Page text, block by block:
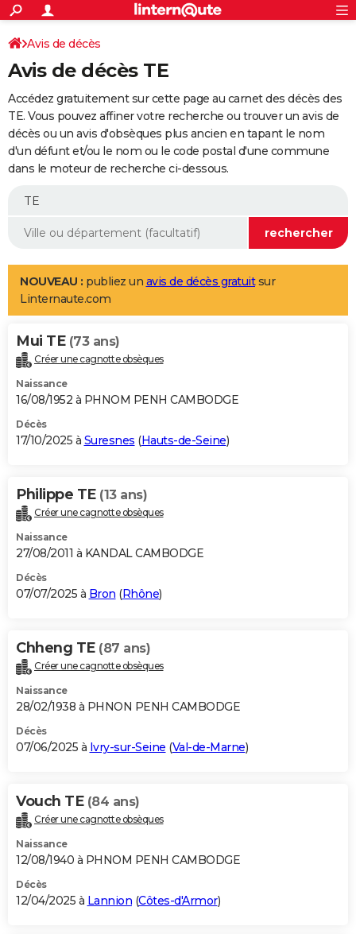
ACTUALITÉS
Politique
Société
Faits Divers
Education
Monde
Villes
+
SPORT
Coupe du monde 2026
Football
Tennis
Cyclisme
Rugby
Forum
Programme TV
TNT
Streaming
Cinéma
Sorties cinéma
Musique
+
FINANCE
Retraite
Impôts
Epargne
Immobilier
Risques naturels par ville
Banque
Assurance
Crédit
AUTO
Essais
Réserver un essai
Citadines
Berlines
SUV
Forum auto
+
Mobiles
Meilleur smartphone
Internet
Ordinateurs
Jeux vidéo
Guide high-tech
Aménagement intérieur
LIFESTYLE
Art de vivre
Bien-être
Loisirs
Mode
Modes de vie
Alimentation
Guide de la santé
Maladies
Médicaments
Sommeil
VOYAGE
Destinations
City break
Voyage nature
Voyage de noces
Forum
Climat
+PHOTO
GUIDES D'ACHAT
BONS PLANS
Carte de Noël
Carte Bonne année
Carte Saint-Valentin
Carte Pâques
Carte d'anniversaire
DICTIONNAIRE
Dictionnaire
Biographies
Citations
Expressions
Proverbes
PROGRAMME TV
S'inscrire
Se connecter
Lycées
Collèges
Primaires
Universités
Entreprises
Service militaire
Avis de recherche
AVIS DE DÉCÈS
Bricolage
Lifestyle
Culture
Sport
Auto
Television
Voyage
Cinema
Avis de décès
Avis de décès TE
Accédez gratuitement sur cette page au carnet des décès des
TE. Vous pouvez affiner votre recherche ou trouver un avis de
décès ou un avis d'obsèques plus ancien en tapant le nom
d'un défunt et/ou le nom ou le code postal d'une commune
dans le moteur de recherche ci-dessous.
NOUVEAU : publiez un avis de décès gratuitsur
Linternaute.com
Mui TE (73 ans)
Créer une cagnotte obsèques
Naissance
16/08/1952 à PHNOM PENH CAMBODGE
Décès
17/10/2025 à Suresnes (Hauts-de-Seine)
Philippe TE (13 ans)
Créer une cagnotte obsèques
Naissance
27/08/2011 à KANDAL CAMBODGE
Décès
07/07/2025 à Bron (Rhône)
Chheng TE (87 ans)
Créer une cagnotte obsèques
Naissance
28/02/1938 à PHNON PENH CAMBODGE
Décès
07/06/2025 à Ivry-sur-Seine (Val-de-Marne)
Vouch TE (84 ans)
Créer une cagnotte obsèques
Naissance
12/08/1940 à PHNOM PENH CAMBODGE
Décès
12/04/2025 à Lannion (Côtes-d'Armor)